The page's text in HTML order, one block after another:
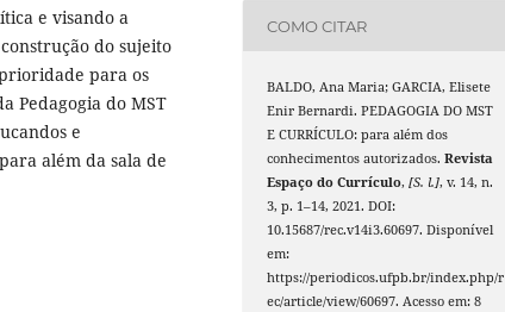
e visando a
do sujeito
para os
Pedagogia do MST
e
além da sala de
COMO CITAR
BALDO, Ana Maria; GARCIA, Elisete
Enir Bernardi. PEDAGOGIA DO MST
E CURRÍCULO: para além dos
conhecimentos autorizados.Revista
Espaço do Currículo,[S. l.], v. 14, n.
3, p. 1–14, 2021. DOI:
10.15687/rec.v14i3.60697. Disponível
em:
https://periodicos.ufpb.br/index.php/r
ec/article/view/60697. Acesso em: 8